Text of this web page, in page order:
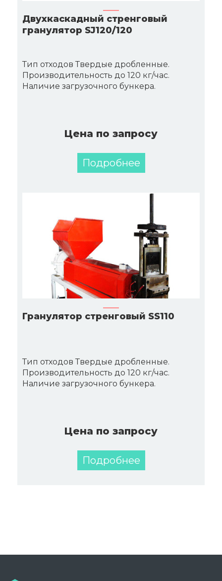
Двухкаскадный стренговый
гранулятор SJ120/120
Тип отходов Твердые дробленные.
Производительность до 120 кг/час.
Наличие загрузочного бункера.
Цена по запросу
Подробнее
Гранулятор стренговый SS110
Тип отходов Твердые дробленные.
Производительность до 120 кг/час.
Наличие загрузочного бункера.
Цена по запросу
Подробнее